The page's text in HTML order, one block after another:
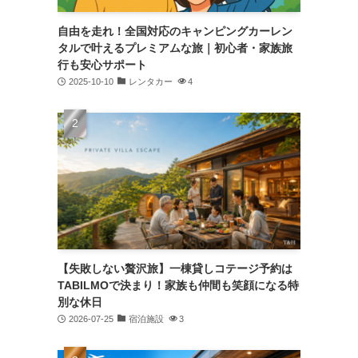
自由を走れ！全国対応のキャンピングカーレン
タルで叶えるプレミアムな旅｜初心者・家族旅
行も安心サポート
2025-10-10 レンタカー 4
【失敗しない贅沢旅】一棟貸しコテージ予約は
TABILMOで決まり！家族も仲間も笑顔になる特
別な休日
2026-07-25 宿泊施設 3